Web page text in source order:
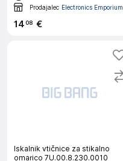
Prodajalec Electronics Emporium
1408 €
Iskalnik vtičnice za stikalno
omarico 7U.00.8.230.0010